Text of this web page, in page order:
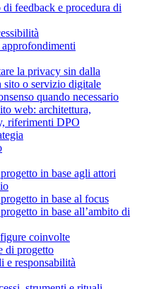
feedback e procedura di
la privacy sin dalla
sito o servizio digitale
quando necessario
web: architettura,
riferimenti DPO
in base agli attori
in base al focus
in base all’ambito di
coinvolte
di progetto
e responsabilità